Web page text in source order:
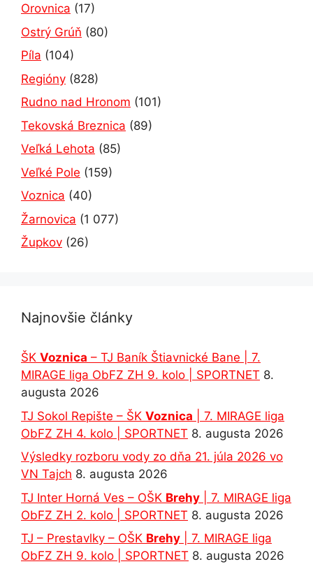
Orovnica (17)
Ostrý Grúň (80)
Píla (104)
Regióny (828)
Rudno nad Hronom (101)
Tekovská Breznica (89)
Veľká Lehota (85)
Veľké Pole (159)
Voznica (40)
Žarnovica (1 077)
Župkov (26)
Najnovšie články
ŠK Voznica – TJ Baník Štiavnické Bane | 7.
MIRAGE liga ObFZ ZH 9. kolo | SPORTNET 8.
augusta 2026
TJ Sokol Repište – ŠK Voznica | 7. MIRAGE liga
ObFZ ZH 4. kolo | SPORTNET 8. augusta 2026
Výsledky rozboru vody zo dňa 21. júla 2026 vo
VN Tajch 8. augusta 2026
TJ Inter Horná Ves – OŠK Brehy | 7. MIRAGE liga
ObFZ ZH 2. kolo | SPORTNET 8. augusta 2026
TJ – Prestavlky – OŠK Brehy | 7. MIRAGE liga
ObFZ ZH 9. kolo | SPORTNET 8. augusta 2026